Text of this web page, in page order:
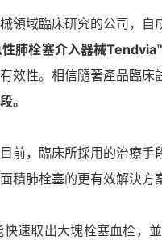
領域臨床研究的公司，
肺栓塞介入器械
效性。相信隨著產品臨床
。
前，臨床所採用的治療
積肺栓塞的更有效解決方
速取出大塊栓塞血栓，